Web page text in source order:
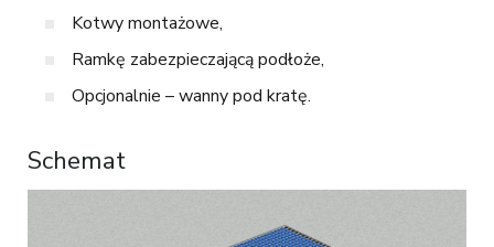
Kotwy montażowe,
Ramkę zabezpieczającą podłoże,
Opcjonalnie – wanny pod kratę.
Schemat